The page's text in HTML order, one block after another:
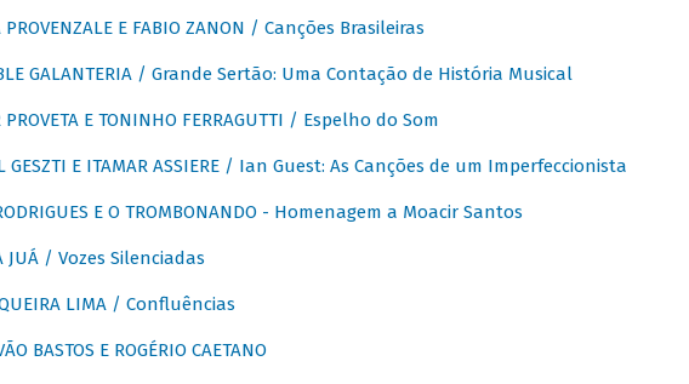
PROVENZALE E FABIO ZANON / Canções Brasileiras
GALANTERIA / Grande Sertão: Uma Contação de História Musical
PROVETA E TONINHO FERRAGUTTI / Espelho do Som
GESZTI E ITAMAR ASSIERE / Ian Guest: As Canções de um Imperfeccionista
E O TROMBONANDO - Homenagem a Moacir Santos
JUÁ / Vozes Silenciadas
LIMA / Confluências
BASTOS E ROGÉRIO CAETANO